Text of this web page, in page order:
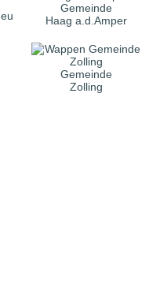
Gemeinde
Haag a.d.Amper
Gemeinde
Zolling